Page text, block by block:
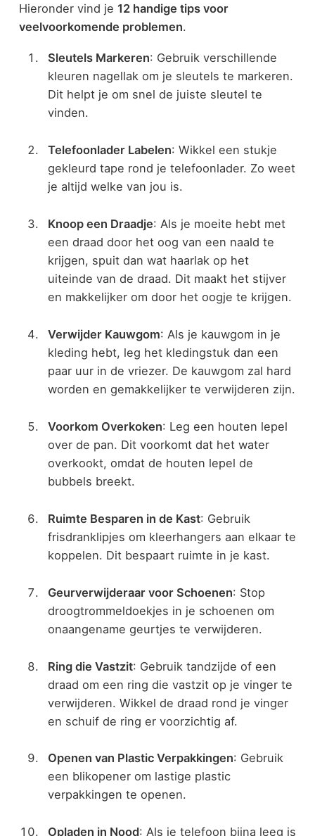
Hieronder vind je 12 handige tips voor
veelvoorkomende problemen.
Sleutels Markeren: Gebruik verschillende
kleuren nagellak om je sleutels te markeren.
Dit helpt je om snel de juiste sleutel te
vinden.
Telefoonlader Labelen: Wikkel een stukje
gekleurd tape rond je telefoonlader. Zo weet
je altijd welke van jou is.
Knoop een Draadje: Als je moeite hebt met
een draad door het oog van een naald te
krijgen, spuit dan wat haarlak op het
uiteinde van de draad. Dit maakt het stijver
en makkelijker om door het oogje te krijgen.
Verwijder Kauwgom: Als je kauwgom in je
kleding hebt, leg het kledingstuk dan een
paar uur in de vriezer. De kauwgom zal hard
worden en gemakkelijker te verwijderen zijn.
Voorkom Overkoken: Leg een houten lepel
over de pan. Dit voorkomt dat het water
overkookt, omdat de houten lepel de
bubbels breekt.
Ruimte Besparen in de Kast: Gebruik
frisdranklipjes om kleerhangers aan elkaar te
koppelen. Dit bespaart ruimte in je kast.
Geurverwijderaar voor Schoenen: Stop
droogtrommeldoekjes in je schoenen om
onaangename geurtjes te verwijderen.
Ring die Vastzit: Gebruik tandzijde of een
draad om een ring die vastzit op je vinger te
verwijderen. Wikkel de draad rond je vinger
en schuif de ring er voorzichtig af.
Openen van Plastic Verpakkingen: Gebruik
een blikopener om lastige plastic
verpakkingen te openen.
Opladen in Nood: Als je telefoon bijna leeg is